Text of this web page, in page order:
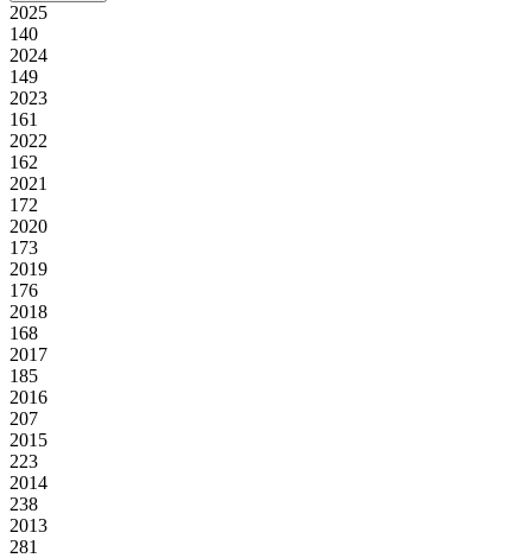
2025
140
2024
149
2023
161
2022
162
2021
172
2020
173
2019
176
2018
168
2017
185
2016
207
2015
223
2014
238
2013
281